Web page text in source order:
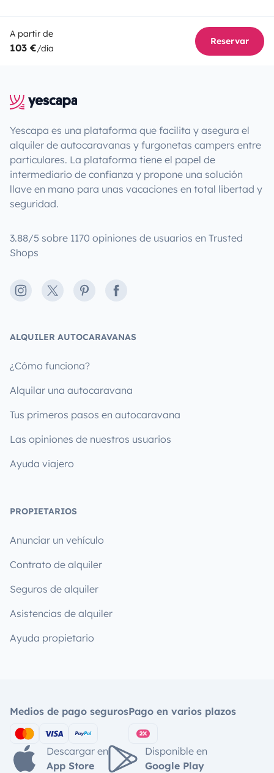
A partir de
103 €/día
Reservar
Yescapa es una plataforma que facilita y asegura el
alquiler de autocaravanas y furgonetas campers entre
particulares. La plataforma tiene el papel de
intermediario de confianza y propone una solución
llave en mano para unas vacaciones en total libertad y
seguridad.
3.88/5 sobre 1170 opiniones de usuarios en Trusted
Shops
Instagram
X PinterestFacebook
ALQUILER AUTOCARAVANAS
¿Cómo funciona?
Alquilar una autocaravana
Tus primeros pasos en autocaravana
Las opiniones de nuestros usuarios
Ayuda viajero
PROPIETARIOS
Anunciar un vehículo
Contrato de alquiler
Seguros de alquiler
Asistencias de alquiler
Ayuda propietario
Medios de pago segurosPago en varios plazos
Descargar en
App Store
Disponible en
Google Play